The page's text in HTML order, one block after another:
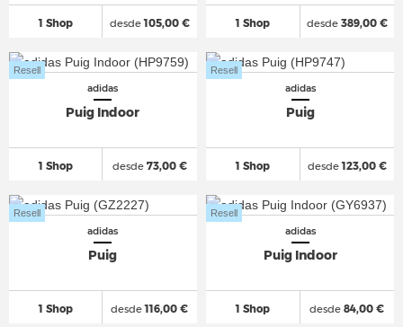
1 Shop desde105,00 € 1 Shop desde389,00 €
adidas
Puig Indoor
1 Shop
Resell
desde73,00 €
adidas
Puig
1 Shop
Resell
desde123,00 €
adidas
Puig
1 Shop
Resell
desde116,00 €
adidas
Puig Indoor
1 Shop
Resell
desde 84,00 €